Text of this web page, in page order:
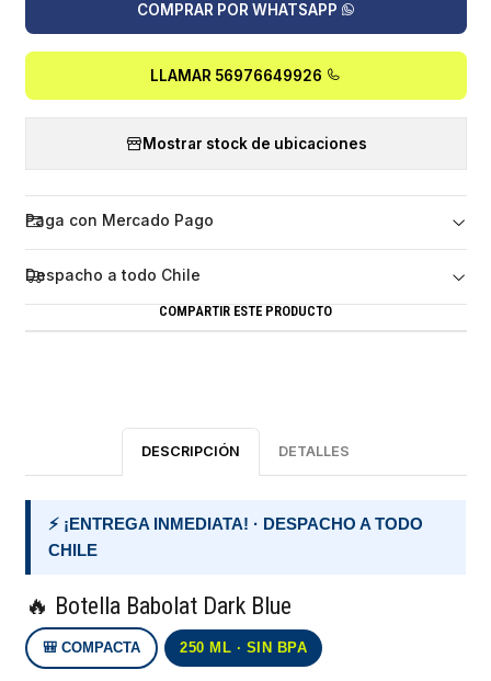
COMPRAR POR WHATSAPP
LLAMAR 56976649926
Mostrar stock de ubicaciones
Paga con Mercado Pago
Despacho a todo Chile
COMPARTIR ESTE PRODUCTO
DESCRIPCIÓN DETALLES
⚡ ¡ENTREGA INMEDIATA! · DESPACHO A TODO
CHILE
🔥 Botella Babolat Dark Blue
🎒 COMPACTA 250 ML · SIN BPA